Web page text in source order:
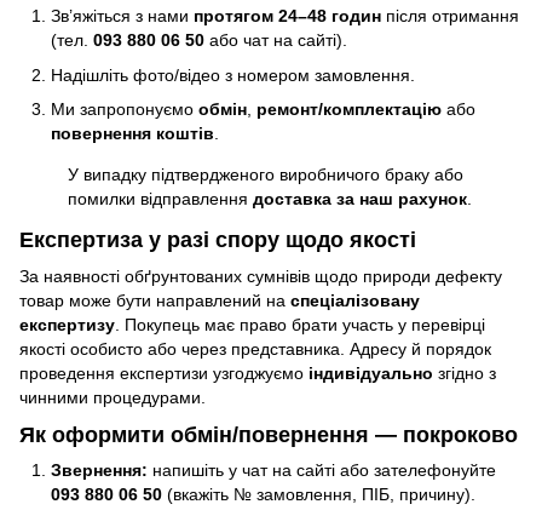
Зв’яжіться з нами протягом 24–48 годин після отримання
(тел. 093 880 06 50 або чат на сайті).
Надішліть фото/відео з номером замовлення.
Ми запропонуємо обмін ремонт/комплектацію або
повернення коштів
У випадку підтвердженого виробничого браку або
помилки відправлення доставка за наш рахунок
Експертиза у разі спору щодо якості
За наявності обґрунтованих сумнівів щодо природи дефекту
товар може бути направлений на спеціалізовану
експертизу . Покупець має право брати участь у перевірці
якості особисто або через представника. Адресу й порядок
проведення експертизи узгоджуємо індивідуально згідно з
чинними процедурами.
Як оформити обмін/повернення — покроково
Звернення: напишіть у чат на сайті або зателефонуйте
093 880 06 50 (вкажіть № замовлення, ПІБ, причину).